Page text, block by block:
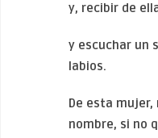
y, recibir de
y escuchar un
labios.
De esta mujer,
nombre, si no